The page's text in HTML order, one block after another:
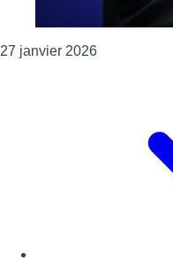
27 janvier 2026Consulter